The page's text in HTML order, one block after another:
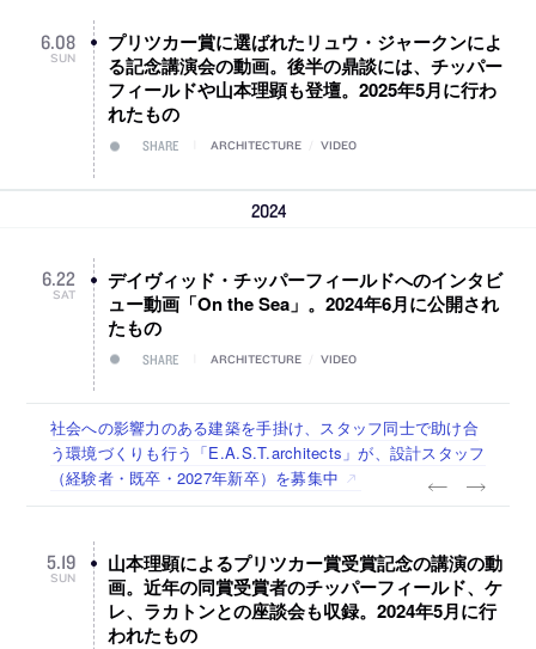
6.08
SUN
プリツカー賞に選ばれたリュウ・ジャークンによ
る記念講演会の動画。後半の鼎談には、チッパー
フィールドや山本理顕も登壇。2025年5月に行わ
れたもの
SHARE ARCHITECTURE VIDEO
2024
6.22
SAT
デイヴィッド・チッパーフィールドへのインタビ
ュー動画「On the Sea」。2024年6月に公開され
たもの
SHARE ARCHITECTURE VIDEO
佐々木慧が主宰する「axonometric株式会社」が、設計スタ
ッフ（経験者・既卒・2027年新卒）を募集中
古民家を軸に全国で“価値循環の仕組み”を作り、リモートワ
ーク主体の働き方を実践する「株式会社つぎと」が、設計ス
タッフ（経験者・既卒）を募集中
リノベる株式会社が、設計パートナー (業務委託) を募集中
社会への影響力のある建築を手掛け、スタッフ同士で助け合
う環境づくりも行う「E.A.S.T.architects」が、設計スタッフ
（経験者・既卒・2027年新卒）を募集中
代官山を拠点に活動する「梅澤竜也 / ALA INC.」が、設計ス
タッフ・アルバイト・事務職を募集中
5.19
SUN
山本理顕によるプリツカー賞受賞記念の講演の動
画。近年の同賞受賞者のチッパーフィールド、ケ
レ、ラカトンとの座談会も収録。2024年5月に行
われたもの